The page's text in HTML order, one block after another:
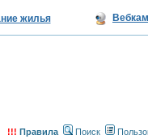
жилья
!!! Правила Поиск